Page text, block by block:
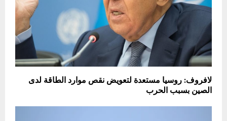
لافروف: روسيا مستعدة لتعويض نقص موارد الطاقة لدى
الصين بسبب الحرب